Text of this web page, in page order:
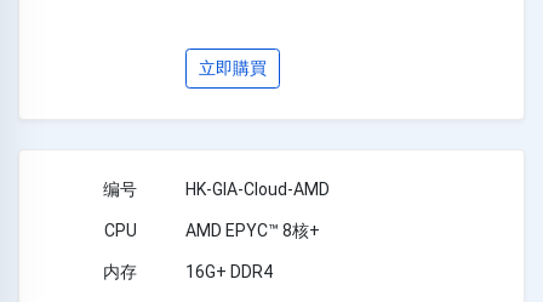
立即購買
HK-GIA-Cloud-AMD
AMD EPYC™ 8核+
16G+ DDR4